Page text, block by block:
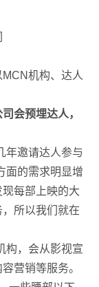
机构、达人
会预埋达人，
年邀请达人参与
面的需求明显增
每部上映的大
所以我们就在
构，会从影视宣
营销等服务。